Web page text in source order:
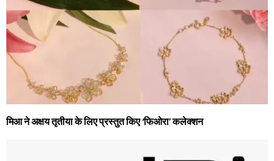
मिआ ने अक्षय तृतीया के लिए प्रस्तुत किए ‘फिओरा’ कलेक्शन